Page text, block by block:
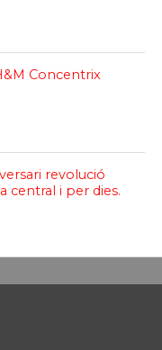
Concentrix
revolució
central i per dies.